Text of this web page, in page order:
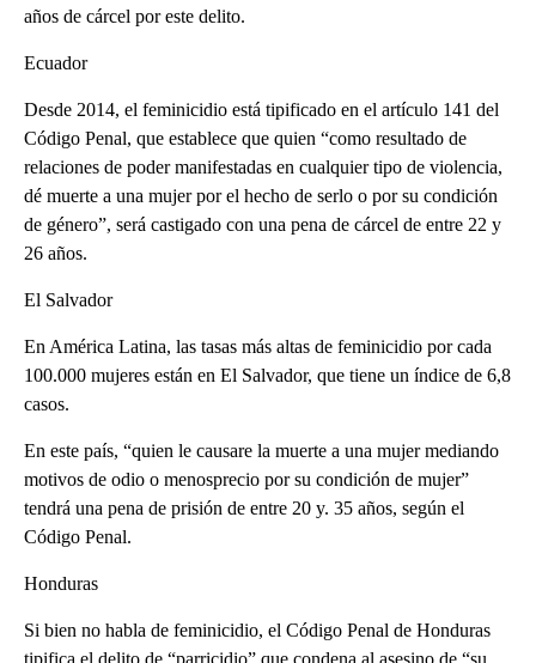
años de cárcel por este delito.
Ecuador
Desde 2014, el feminicidio está tipificado en el artículo 141 del
Código Penal, que establece que quien “como resultado de
relaciones de poder manifestadas en cualquier tipo de violencia,
dé muerte a una mujer por el hecho de serlo o por su condición
de género”, será castigado con una pena de cárcel de entre 22 y
26 años.
El Salvador
En América Latina, las tasas más altas de feminicidio por cada
100.000 mujeres están en El Salvador, que tiene un índice de 6,8
casos.
En este país, “quien le causare la muerte a una mujer mediando
motivos de odio o menosprecio por su condición de mujer”
tendrá una pena de prisión de entre 20 y. 35 años, según el
Código Penal.
Honduras
Si bien no habla de feminicidio, el Código Penal de Honduras